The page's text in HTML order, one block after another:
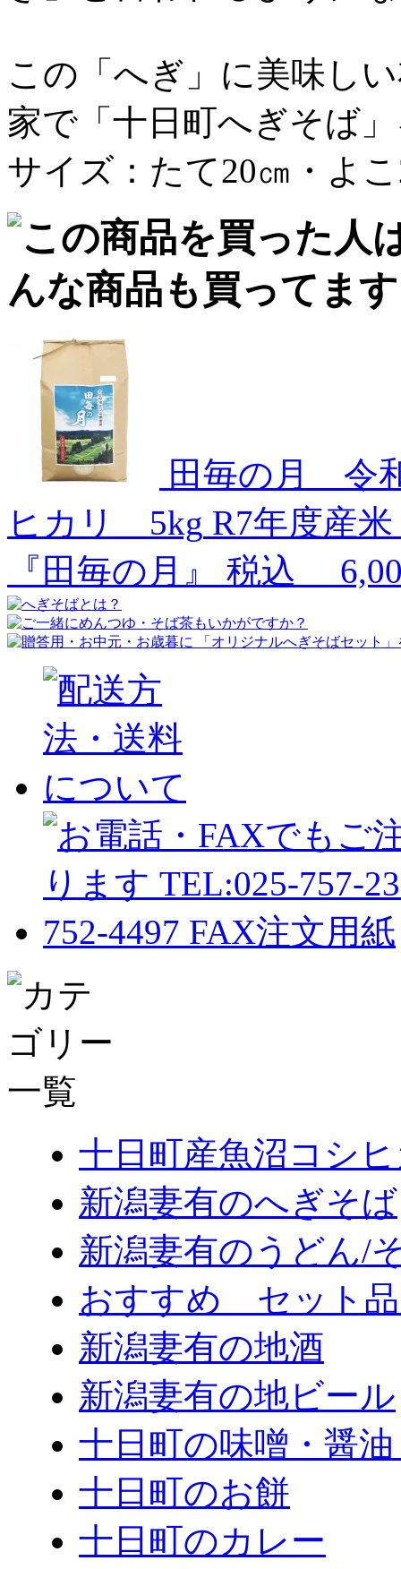
この「へぎ」に美味し
家で「十日町へぎそば
サイズ：たて20㎝・よ
田毎の月 令
ヒカリ 5kg R7年度産
『田毎の月』
税込
十日町産魚沼コシ
新潟妻有のへぎそば
新潟妻有のうどん/
おすすめ セット
新潟妻有の地酒
新潟妻有の地ビール
十日町の味噌・醤
十日町のお餅
十日町のカレー